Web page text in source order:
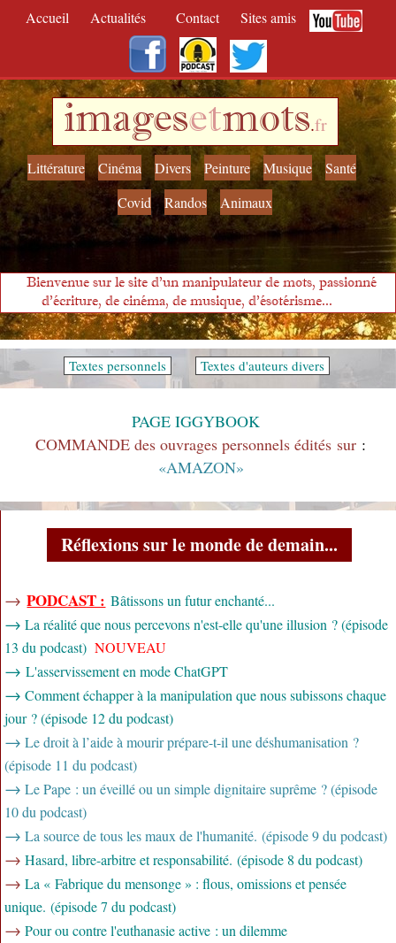
Accueil Actualités Contact Sites amis
imagesetmots.fr
Littérature Cinéma Divers Peinture Musique
Santé
Covid
Randos Animaux
Bienvenue sur le site d'un manipulateur de mots, passionné
d'écriture, de cinéma, de musique, d'ésotérisme...
Textes personnels Textes d'auteurs divers
PAGE IGGYBOOK
COMMANDE des ouvrages personnels édités sur :
«AMAZON»
Réflexions sur le monde de demain...
→ PODCAST : Bâtissons un futur enchanté...
→ La réalité que nous percevons n'est-elle qu'une illusion ? (épisode
13 du podcast) NOUVEAU
→ L'asservissement en mode ChatGPT
→ Comment échapper à la manipulation que nous subissons chaque
jour ? (épisode 12 du podcast)
→ Le droit à l’aide à mourir prépare-t-il une déshumanisation ?
(épisode 11 du podcast)
→ Le Pape : un éveillé ou un simple dignitaire suprême ? (épisode
10 du podcast)
→ La source de tous les maux de l'humanité. (épisode 9 du podcast)
→ Hasard, libre-arbitre et responsabilité. (épisode 8 du podcast)
→ La « Fabrique du mensonge » : flous, omissions et pensée
unique. (épisode 7 du podcast)
→ Pour ou contre l'euthanasie active : un dilemme